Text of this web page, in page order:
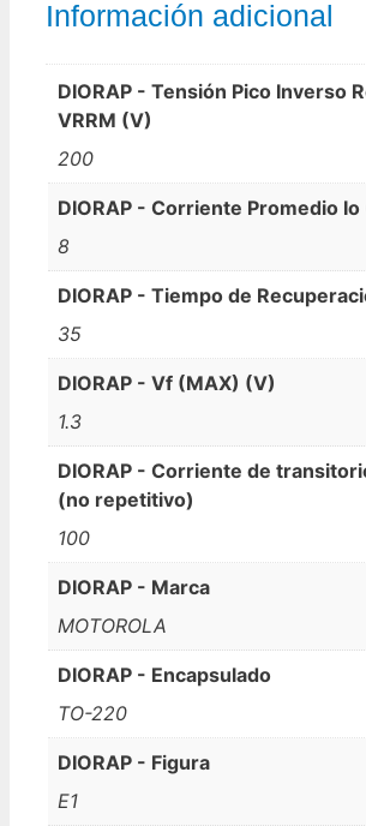
Información adicional
DIORAP - Tensión Pico Inverso
VRRM (V)
200
DIORAP - Corriente Promedio Io
8
DIORAP - Tiempo de
35
DIORAP - Vf (MAX) (V)
1.3
DIORAP - Corriente de
(no repetitivo)
100
DIORAP - Marca
MOTOROLA
DIORAP - Encapsulado
TO-220
DIORAP - Figura
E1